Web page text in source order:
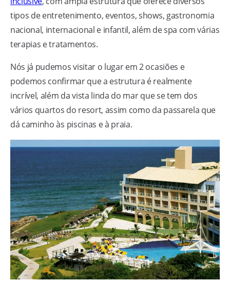
tipos de entretenimento, eventos, shows, gastronomia
nacional, internacional e infantil, além de spa com várias
terapias e tratamentos.
Nós já pudemos visitar o lugar em 2 ocasiões e
podemos confirmar que a estrutura é realmente
incrível, além da vista linda do mar que se tem dos
vários quartos do resort, assim como da passarela que
dá caminho às piscinas e à praia.